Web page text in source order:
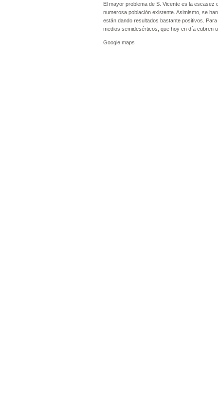
El mayor problema de S. Vicente es la
numerosa población existente. Asimismo, se
están dando resultados bastante positivos.
medios semidesérticos, que hoy en día cubren
Google maps